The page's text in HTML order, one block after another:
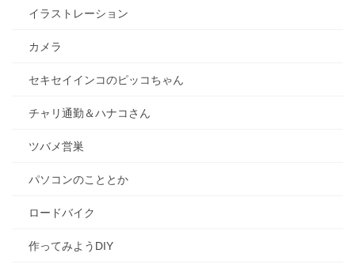
イラストレーション
カメラ
セキセイインコのピッコちゃん
チャリ通勤＆ハナコさん
ツバメ営巣
パソコンのこととか
ロードバイク
作ってみようDIY